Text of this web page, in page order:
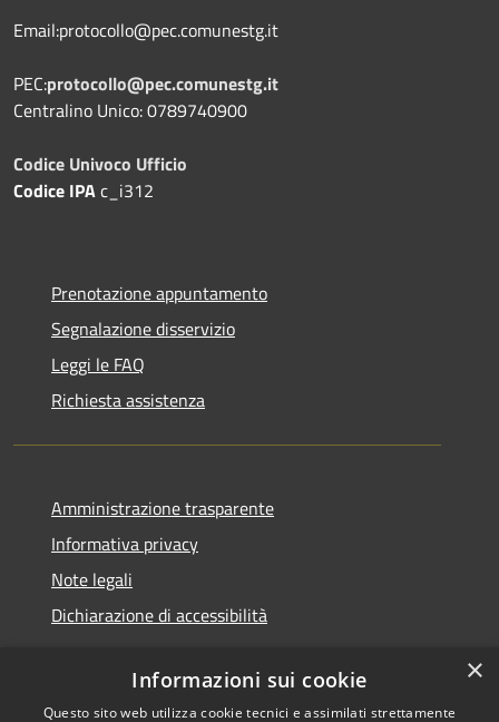
Email:protocollo@pec.comunestg.it
PEC:protocollo@pec.comunestg.it
Centralino Unico: 0789740900
Codice Univoco Ufficio
Codice IPAc_i312
Prenotazione appuntamento
Segnalazione disservizio
Leggi le FAQ
Richiesta assistenza
Amministrazione trasparente
Informativa privacy
Note legali
Dichiarazione di accessibilità
×
Informazioni sui cookie
Questo sito web utilizza cookie tecnici e assimilati strettamente